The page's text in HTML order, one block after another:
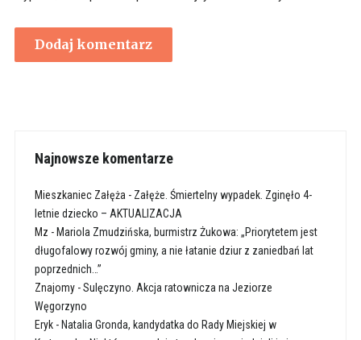
Najnowsze komentarze
Mieszkaniec Załęża - Załęże. Śmiertelny wypadek. Zginęło 4-
letnie dziecko – AKTUALIZACJA
Mz - Mariola Zmudzińska, burmistrz Żukowa: „Priorytetem jest
długofalowy rozwój gminy, a nie łatanie dziur z zaniedbań lat
poprzednich…”
Znajomy-Sulęczyno. Akcja ratownicza na Jeziorze
Węgorzyno
Eryk- Natalia Gronda, kandydatka do Rady Miejskiej w